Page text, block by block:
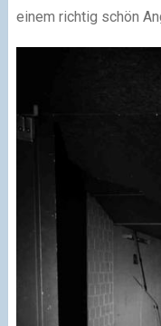
einem richtig schön